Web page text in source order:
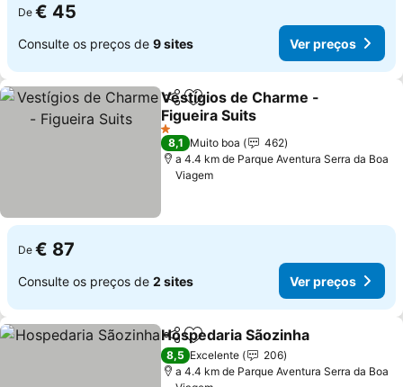
De € 45
Consulte os preços de 9 sites Ver preços
PartilharAdicionar aos favoritos
Vestígios de Charme -
Figueira Suits
1 Estrelas
8,1 Muito boa
462
a 4.4 km de Parque Aventura Serra da Boa
Viagem
De € 87
Consulte os preços de 2 sites Ver preços
PartilharAdicionar aos favoritos
Hospedaria Sãozinha
8,5 Excelente
206
a 4.4 km de Parque Aventura Serra da Boa